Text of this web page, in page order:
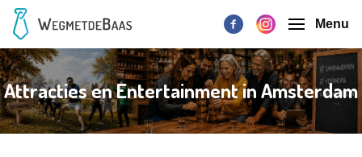
Menu
Attracties en Entertainment in Amsterdam